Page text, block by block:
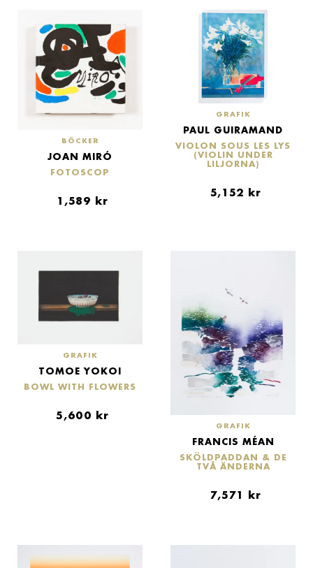
BÖCKER
JOAN MIRÓ
FOTOSCOP
1,589 kr
GRAFIK
PAUL GUIRAMAND
VIOLON SOUS LES LYS
(VIOLIN UNDER
LILJORNA)
5,152 kr
GRAFIK
TOMOE YOKOI
BOWL WITH FLOWERS
5,600 kr
GRAFIK
FRANCIS MÉAN
SKÖLDPADDAN & DE
TVÅ ÄNDERNA
7,571 kr